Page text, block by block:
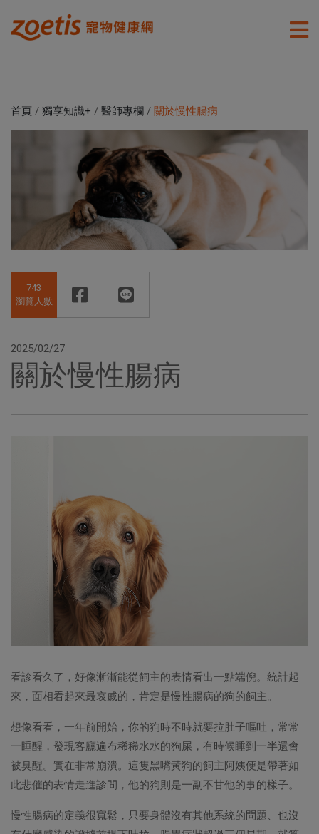
首頁 / 獨享知識+ / 醫師專欄 / 關於慢性腸病
743
瀏覽人數
2025/02/27
關於慢性腸病
看診看久了，好像漸漸能從飼主的表情看出一點端倪。統計起
來，面相看起來最哀戚的，肯定是慢性腸病的狗的飼主。
想像看看，一年前開始，你的狗時不時就要拉肚子嘔吐，常常
一睡醒，發現客廳遍布稀稀水水的狗屎，有時候睡到一半還會
被臭醒。實在非常崩潰。這隻黑嘴黃狗的飼主阿姨便是帶著如
此悲催的表情走進診間，他的狗則是一副不甘他的事的樣子。
慢性腸病的定義很寬鬆，只要身體沒有其他系統的問題、也沒